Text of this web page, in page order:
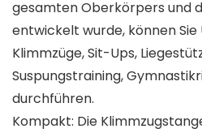
gesamten Oberkörpers und
entwickelt wurde, können Sie
Klimmzüge, Sit-Ups,
Suspungstraining,
durchführen.
Kompakt: Die